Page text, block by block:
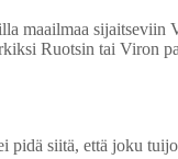
maailmaa
Ruotsin tai Viron
siitä, että joku